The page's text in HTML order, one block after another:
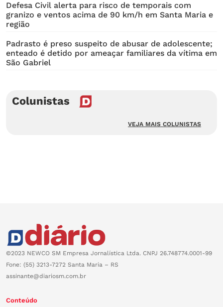
Defesa Civil alerta para risco de temporais com
granizo e ventos acima de 90 km/h em Santa Maria e
região
Padrasto é preso suspeito de abusar de adolescente;
enteado é detido por ameaçar familiares da vítima em
São Gabriel
Colunistas
VEJA MAIS COLUNISTAS
©2023 NEWCO SM Empresa Jornalística Ltda. CNPJ 26.748774.0001-99
Fone: (55) 3213-7272 Santa Maria – RS
assinante@diariosm.com.br
Conteúdo